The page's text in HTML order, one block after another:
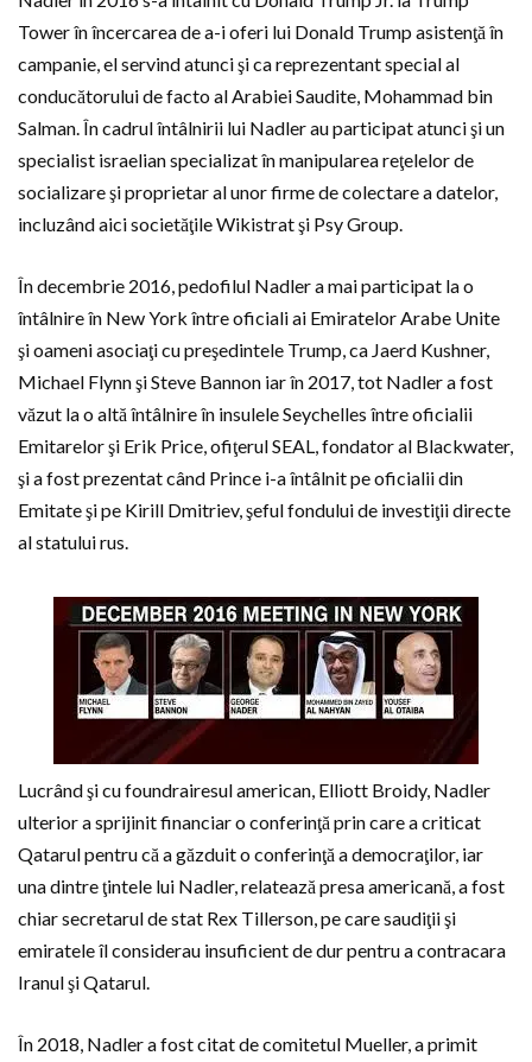
Tower în încercarea de a-i oferi lui Donald Trump asistenţă în
campanie, el servind atunci şi ca reprezentant special al
conducătorului de facto al Arabiei Saudite, Mohammad bin
Salman. În cadrul întâlnirii lui Nadler au participat atunci şi un
specialist israelian specializat în manipularea reţelelor de
socializare şi proprietar al unor firme de colectare a datelor,
incluzând aici societăţile Wikistrat şi Psy Group.
În decembrie 2016, pedofilul Nadler a mai participat la o
întâlnire în New York între oficiali ai Emiratelor Arabe Unite
şi oameni asociaţi cu preşedintele Trump, ca Jaerd Kushner,
Michael Flynn şi Steve Bannon iar în 2017, tot Nadler a fost
văzut la o altă întâlnire în insulele Seychelles între oficialii
Emitarelor şi Erik Price, ofiţerul SEAL, fondator al Blackwater,
şi a fost prezentat când Prince i-a întâlnit pe oficialii din
Emitate şi pe Kirill Dmitriev, şeful fondului de investiţii directe
al statului rus.
Lucrând şi cu foundrairesul american, Elliott Broidy, Nadler
ulterior a sprijinit financiar o conferinţă prin care a criticat
Qatarul pentru că a găzduit o conferinţă a democraţilor, iar
una dintre ţintele lui Nadler, relatează presa americană, a fost
chiar secretarul de stat Rex Tillerson, pe care saudiţii şi
emiratele îl considerau insuficient de dur pentru a contracara
Iranul şi Qatarul.
În 2018, Nadler a fost citat de comitetul Mueller, a primit